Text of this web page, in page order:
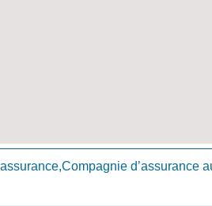
d’assurance